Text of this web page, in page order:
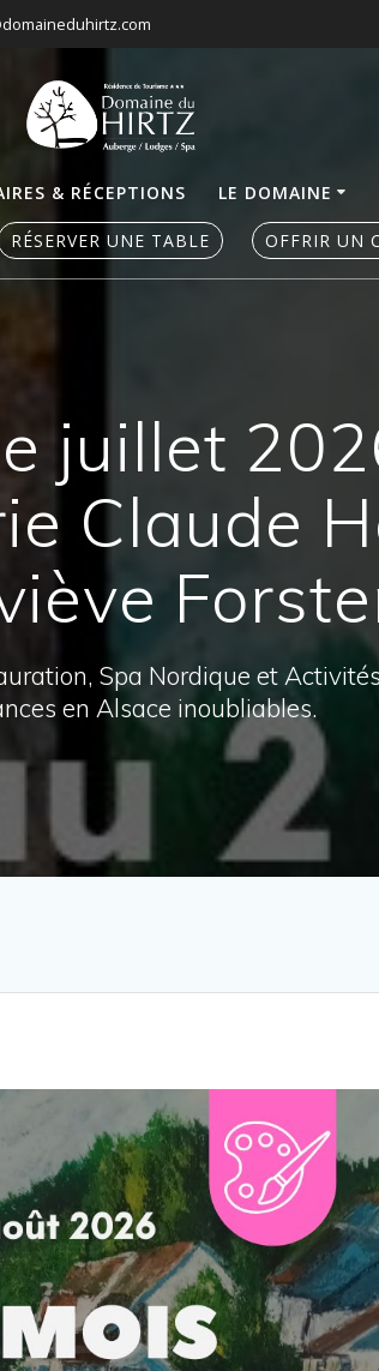
& RÉCEPTIONS LE DOMAINE
RÉSERVER UNE TABLE OFFRIR UN
juillet
Claude
Spa Nordique et
en Alsace inoubliables.